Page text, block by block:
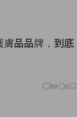
品品牌，到底
89 0